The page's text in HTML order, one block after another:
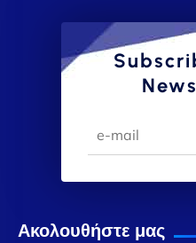
Ακολουθήστε μας